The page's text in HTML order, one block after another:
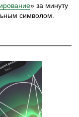
» за минуту
символом.